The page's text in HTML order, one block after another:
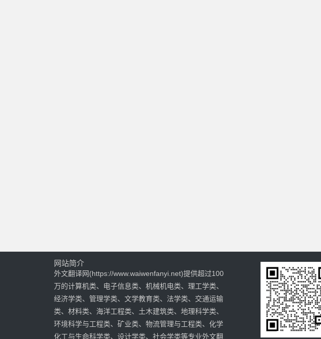
网站简介
外文翻译网(https://www.waiwenfanyi.net)提供超过100
万的计算机类、电子信息类、机械机电类、理工学类、
经济学类、管理学类、文学教育类、法学类、交通运输
类、材料类、海洋工程类、土木建筑类、地理科学类、
环境科学与工程类、矿业类、物流管理与工程类、化学
化工与生命科学类、设计学类、社会学类等专业外文翻